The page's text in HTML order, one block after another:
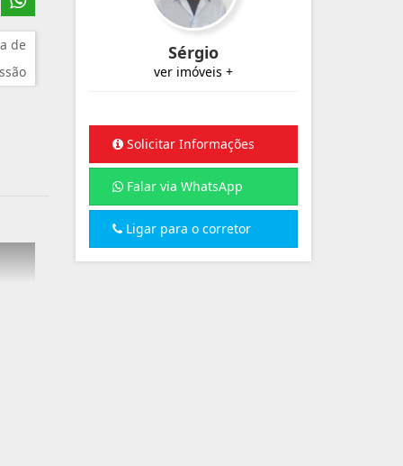
de
Sérgio
ver imóveis +
Solicitar Informações
Falar via WhatsApp
Ligar para o corretor